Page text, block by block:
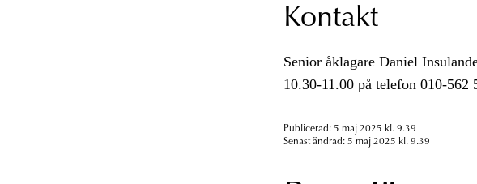
Kontakt
Senior åklagare Daniel
10.30-11.00 på telefon 010-562
Publicerad: 5 maj 2025 kl. 9.39
Senast ändrad: 5 maj 2025 kl. 9.39